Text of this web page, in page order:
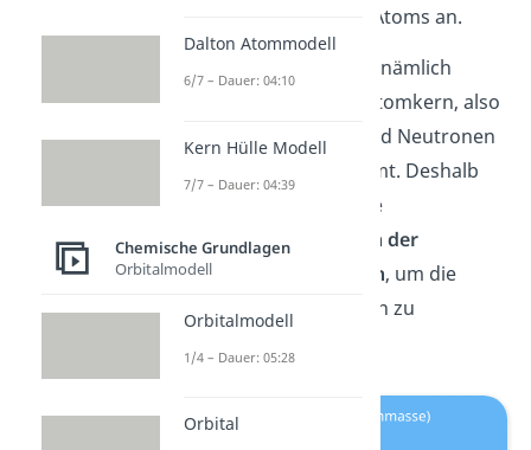
gesamte Masse des Atoms an.
Die Atommasse wird nämlich
hauptsächlich vom Atomkern, also
von den Protonen und Neutronen
eines Atoms, bestimmt. Deshalb
kannst du einfach die
Kernladungszahl von der
Massenzahl abziehen, um die
Anzahl der Neutronen zu
Dalton Atommodell
6/7 – Dauer: 04:10
Kern Hülle Modell
7/7 – Dauer: 04:39
Chemische Grundlagen
Orbitalmodell
Orbitalmodell
1/4 – Dauer: 05:28
Orbital